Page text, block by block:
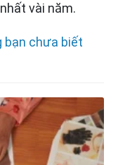
vài năm.
bạn chưa biết